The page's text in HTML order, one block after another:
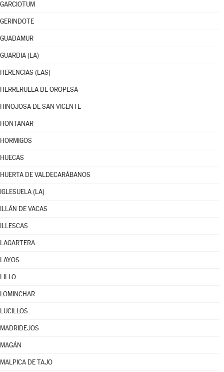
GARCIOTUM
GERINDOTE
GUADAMUR
GUARDIA (LA)
HERENCIAS (LAS)
HERRERUELA DE OROPESA
HINOJOSA DE SAN VICENTE
HONTANAR
HORMIGOS
HUECAS
HUERTA DE VALDECARÁBANOS
IGLESUELA (LA)
ILLÁN DE VACAS
ILLESCAS
LAGARTERA
LAYOS
LILLO
LOMINCHAR
LUCILLOS
MADRIDEJOS
MAGÁN
MALPICA DE TAJO